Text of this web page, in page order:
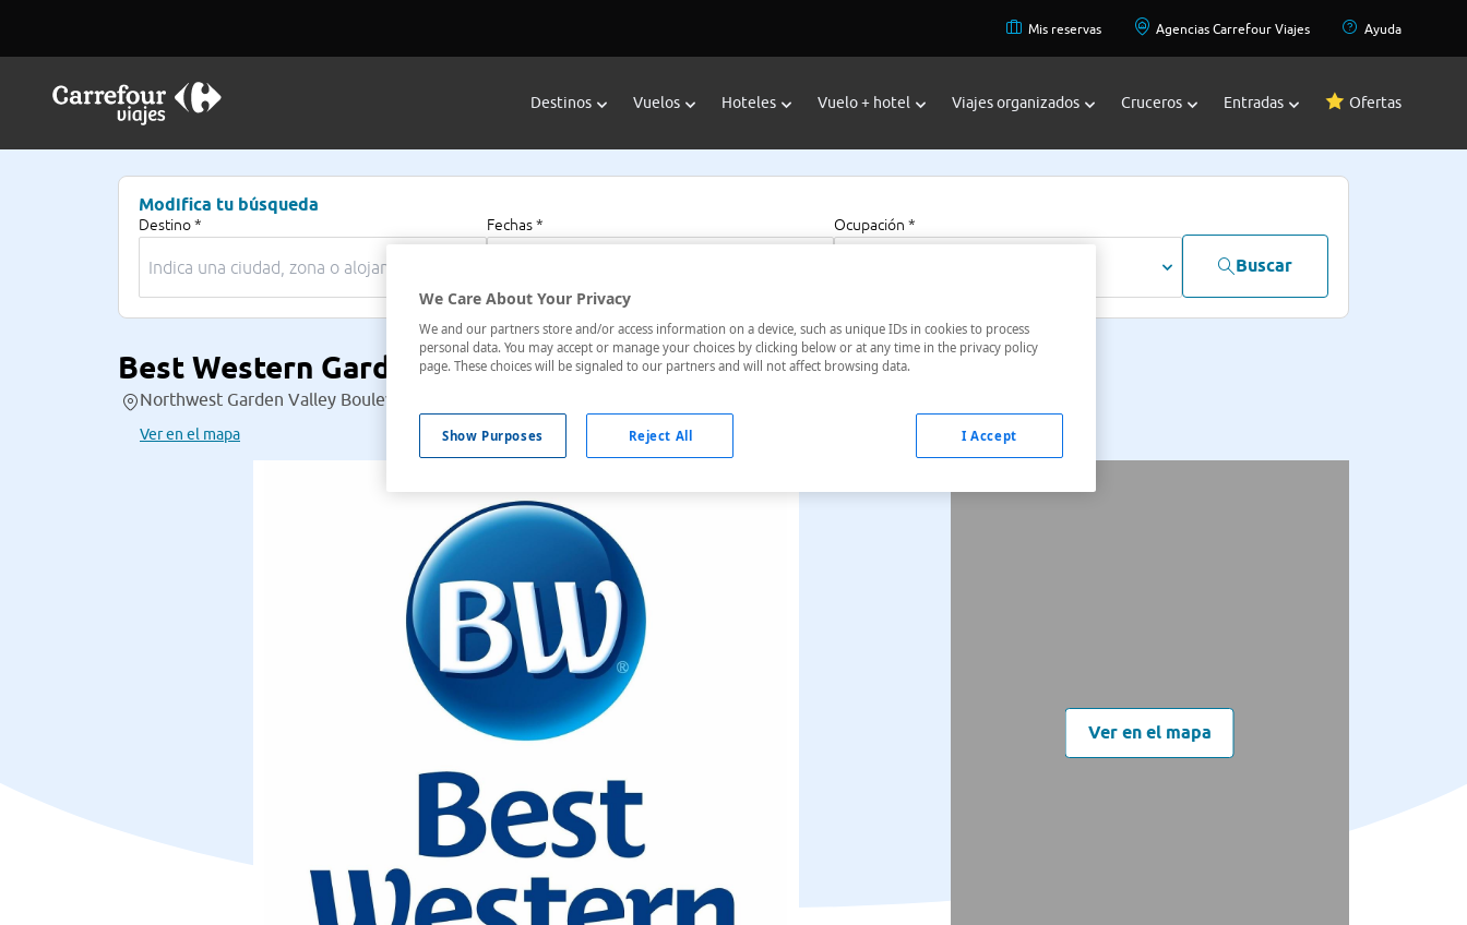
Mis reservas Agencias Carrefour Viajes Ayuda
Destinos Vuelos Hoteles Vuelo + hotel Viajes organizados Cruceros Entradas Ofertas
Modifica tu búsqueda
Destino * Fechas * Ocupación *
Buscar
Best Western Garden Villa Inn
Northwest Garden Valley Boulevard,760 , Roseburg, Oregon, Estados Unidos
Ver en el mapa
Ver en el mapa
We Care About Your Privacy
We and our partners store and/or access information on a device, such as unique IDs in cookies to process
personal data. You may accept or manage your choices by clicking below or at any time in the privacy policy
page. These choices will be signaled to our partners and will not affect browsing data.
Show Purposes Reject All I Accept